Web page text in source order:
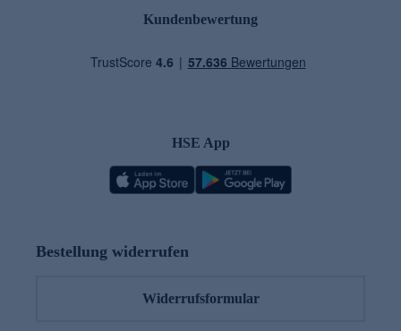
Kundenbewertung
HSE App
Bestellung widerrufen
Widerrufsformular